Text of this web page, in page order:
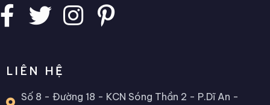
LIÊN HỆ
Số 8 - Đường 18 - KCN Sóng Thần 2 - P.Dĩ An -